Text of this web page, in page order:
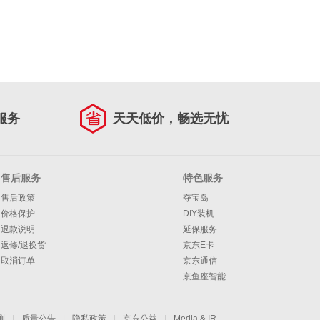
务 天天低价，畅选无忧
售后服务
售后政策
价格保护
退款说明
返修/退换货
取消订单
特色服务
夺宝岛
DIY装机
延保服务
京东E卡
京东通信
京鱼座智能